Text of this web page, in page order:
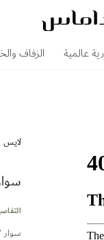
عالمية الزفاف
لايس